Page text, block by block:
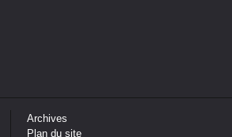
Archives
Plan du site